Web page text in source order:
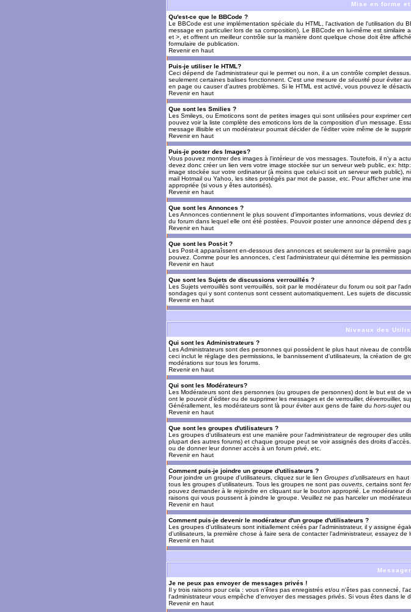
Mise en forme
Qu'est-ce que le BBCode ?
Le BBCode est une implémentation spéciale du HTML, l'activation de l'utilisation du
message en particulier lors de sa composition). Le BBCode en lui-même est
et >, et offrent un meilleur contrôle sur la manière dont quelque chose doit être
formulaire de publication.
Revenir en haut
Puis-je utiliser le HTML?
Ceci dépend de l'administrateur qui le permet ou non, il a un contrôle complet
seulement certaines balises fonctionnent. C'est une mesure de sécurité pour éviter
en page ou causer d'autres problèmes. Si le HTML est activé, vous pouvez le
Revenir en haut
Que sont les Smilies ?
Les Smileys, ou Emoticons sont de petites images qui sont utilisées pour exprimer
pouvez voir la liste complète des emoticons lors de la composition d'un message.
message illisible et un modérateur pourrait décider de l'éditer voire même de le
Revenir en haut
Puis-je poster des Images?
Vous pouvez montrer des images à l'intérieur de vos messages. Toutefois, il n'y a
devez donc créer un lien vers votre image stockée sur un serveur web public, ex:
image stockée sur votre ordinateur (à moins que celui-ci soit un serveur web
mail Hotmail ou Yahoo, les sites protégés par mot de passe, etc. Pour afficher une
appropriée (si vous y êtes autorisés).
Revenir en haut
Que sont les Annonces ?
Les Annonces contiennent le plus souvent d'importantes informations, vous
du forum dans lequel elle ont été postées. Pouvoir poster une annonce dépend des
Revenir en haut
Que sont les Post-it ?
Les Post-it apparaîssent en-dessous des annonces et seulement sur la première
pouvez. Comme pour les annonces, c'est l'administrateur qui détermine les
Revenir en haut
Que sont les Sujets de discussions verrouillés ?
Les Sujets verrouillés sont verrouillés, soit par le modérateur du forum ou soit par
sondages qui y sont contenus sont cessent automatiquement. Les sujets de
Revenir en haut
Niveaux des
Qui sont les Administrateurs ?
Les Administrateurs sont des personnes qui possèdent le plus haut niveau de
ceci inclut le réglage des permissions, le bannissement d'utilisateurs, la création de
modérations sur tous les forums.
Revenir en haut
Qui sont les Modérateurs?
Les Modérateurs sont des personnes (ou groupes de personnes) dont le but est de
ont le pouvoir d'éditer ou de supprimer les messages et de verrouiller, déverrouiller,
Générallement, les modérateurs sont là pour éviter aux gens de faire du hors-sujet
Revenir en haut
Que sont les groupes d'utilisateurs ?
Les groupes d'utilisateurs est une manière pour l'administrateur de regrouper des
plupart des autres forums) et chaque groupe peut se voir assignés des droits
ou de donner leur donner accès à un forum privé, etc.
Revenir en haut
Comment puis-je joindre un groupe d'utilisateurs ?
Pour joindre un groupe d'utilisateurs, cliquez sur le lien Groupes d'utilisateurs en haut
tous les groupes d'utilisateurs. Tous les groupes ne sont pas ouverts , certains sont
pouvez demander à le rejoindre en cliquant sur le bouton approprié. Le modérateur
raisons qui vous poussent à joindre le groupe. Veuillez ne pas harceler un
Revenir en haut
Comment puis-je devenir le modérateur d'un groupe d'utilisateurs ?
Les groupes d'utilisateurs sont initiallement créés par l'administrateur, il y assigne
d'utilisateurs, la première chose à faire sera de contacter l'administrateur, essayez de
Revenir en haut
Je ne peux pas envoyer de messages privés !
Il y trois raisons pour cela : vous n'êtes pas enregistrés et/ou n'êtes pas connecté,
l'administrateur vous empêche d'envoyer des messages privés. Si vous êtes dans
Revenir en haut